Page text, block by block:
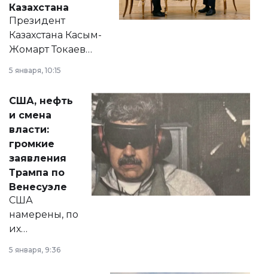
Казахстана
Президент
Казахстана Касым-
Жомарт Токаев
сразу несколько
актуальных тем —
от слухов о
политических
реформах до
вопросов армии,
экономики и
личного здоровья.
5 января, 10:15
США, нефть
и смена
власти:
громкие
заявления
Трампа по
Венесуэле
США
намерены, по
их
принести
5 января, 9:36